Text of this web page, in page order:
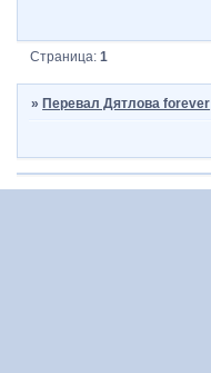
Страница:1
»Перевал Дятлова forever